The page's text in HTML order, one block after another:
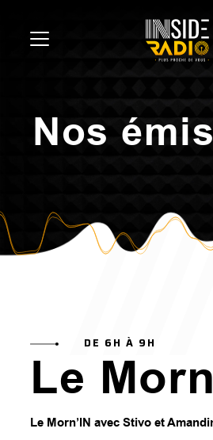
Nos
DE 6H À 9H
Le
Le Morn’IN avec Stivo et